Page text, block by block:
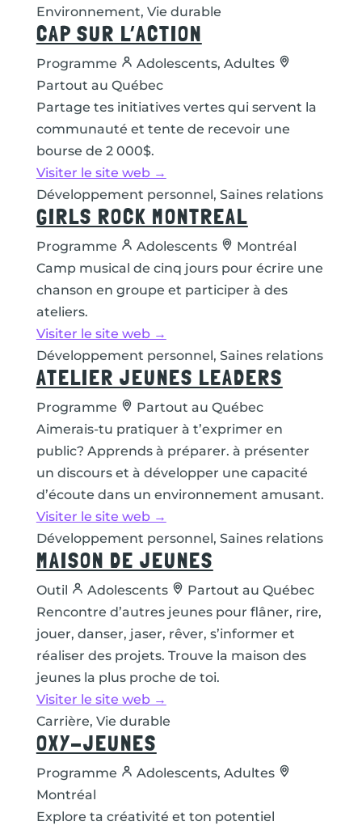
Environnement, Vie durable
CAP SUR L’ACTION
Programme
Adolescents, Adultes
Partout au Québec
Partage tes initiatives vertes qui servent la
communauté et tente de recevoir une
bourse de 2 000$.
Visiter le site web →
Développement personnel, Saines relations
GIRLS ROCK MONTREAL
Programme Adolescents
Montréal
Camp musical de cinq jours pour écrire une
chanson en groupe et participer à des
ateliers.
Visiter le site web →
Développement personnel, Saines relations
ATELIER JEUNES LEADERS
Programme
Partout au Québec
Aimerais-tu pratiquer à t’exprimer en
public? Apprends à préparer. à présenter
un discours et à développer une capacité
d’écoute dans un environnement amusant.
Visiter le site web →
Développement personnel, Saines relations
MAISON DE JEUNES
Outil Adolescents
Partout au Québec
Rencontre d’autres jeunes pour flâner, rire,
jouer, danser, jaser, rêver, s’informer et
réaliser des projets. Trouve la maison des
jeunes la plus proche de toi.
Visiter le site web →
Carrière, Vie durable
OXY-JEUNES
Programme
Adolescents, Adultes
Montréal
Explore ta créativité et ton potentiel